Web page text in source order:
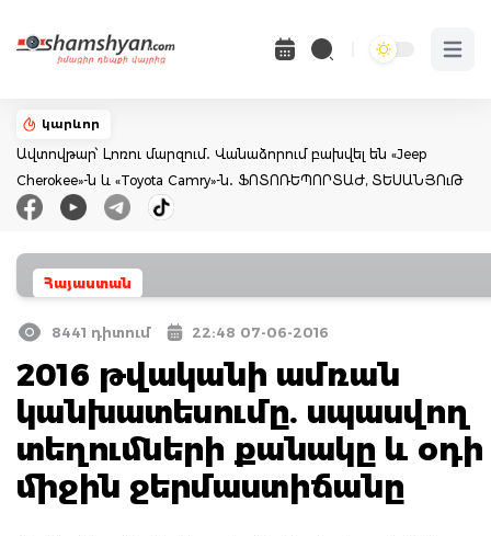
Open
կարևոր
Ավտովթար՝ Լոռու մարզում․ Վանաձորում բախվել են «Jeep
Cherokee»-ն և «Toyota Camry»-ն․ ՖՈՏՈՌԵՊՈՐՏԱԺ, ՏԵՍԱՆՅՈւԹ
Հայաստան
8441 դիտում 22:48 07-06-2016
2016 թվականի ամռան
կանխատեսումը. սպասվող
տեղումների քանակը և օդի
միջին ջերմաստիճանը